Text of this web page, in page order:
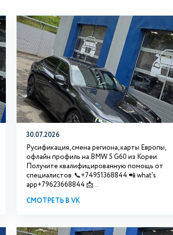
30.07.2026
Русификация, смена региона, карты Европы,
офлайн профиль на BMW 5 G60 из Кореи.
Получите квалифицированную помощь от
специалистов. 📞+74951368844 📲 what's
app+79623668844 📩...
СМОТРЕТЬ В VK